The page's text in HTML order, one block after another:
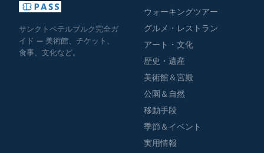
サンクトペテルブルク完全ガ
イド — 美術館、チケット、
食事、文化など。
ウォーキングツアー
グルメ・レストラン
アート・文化
歴史・遺産
美術館＆宮殿
公園＆自然
移動手段
季節＆イベント
実用情報